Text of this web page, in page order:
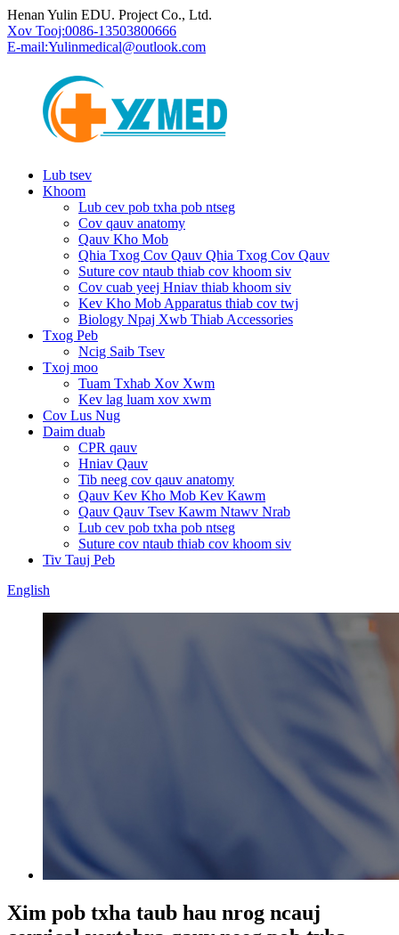
Henan Yulin EDU. Project Co., Ltd.
Xov Tooj:0086-13503800666
E-mail:Yulinmedical@outlook.com
Lub tsev
Khoom
Lub cev pob txha pob ntseg
Cov qauv anatomy
Qauv Kho Mob
Qhia Txog Cov Qauv Qhia Txog Cov Qauv
Suture cov ntaub thiab cov khoom siv
Cov cuab yeej Hniav thiab khoom siv
Kev Kho Mob Apparatus thiab cov twj
Biology Npaj Xwb Thiab Accessories
Txog Peb
Ncig Saib Tsev
Txoj moo
Tuam Txhab Xov Xwm
Kev lag luam xov xwm
Cov Lus Nug
Daim duab
CPR qauv
Hniav Qauv
Tib neeg cov qauv anatomy
Qauv Kev Kho Mob Kev Kawm
Qauv Qauv Tsev Kawm Ntawv Nrab
Lub cev pob txha pob ntseg
Suture cov ntaub thiab cov khoom siv
Tiv Tauj Peb
English
Xim pob txha taub hau nrog ncauj